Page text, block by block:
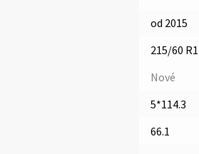
od 2015
215/60
Nové
5*114.3
66.1